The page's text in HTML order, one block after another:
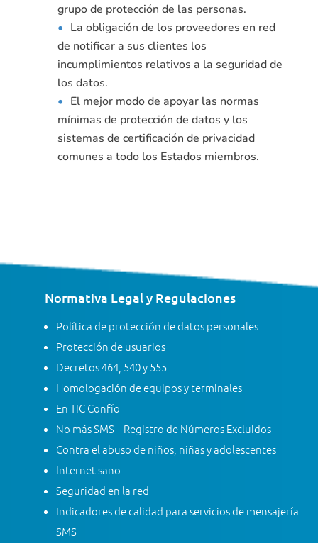
grupo de protección de las personas.
La obligación de los proveedores en red
de notificar a sus clientes los
incumplimientos relativos a la seguridad de
los datos.
El mejor modo de apoyar las normas
mínimas de protección de datos y los
sistemas de certificación de privacidad
comunes a todo los Estados miembros.
Normativa Legal y Regulaciones
Política de protección de datos personales
Protección de usuarios
Decretos 464, 540 y 555
Homologación de equipos y terminales
En TIC Confío
No más SMS – Registro de Números Excluidos
Contra el abuso de niños, niñas y adolescentes
Internet sano
Seguridad en la red
Indicadores de calidad para servicios de mensajería
SMS